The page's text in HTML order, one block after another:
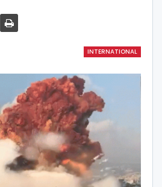
INTERNATIONAL